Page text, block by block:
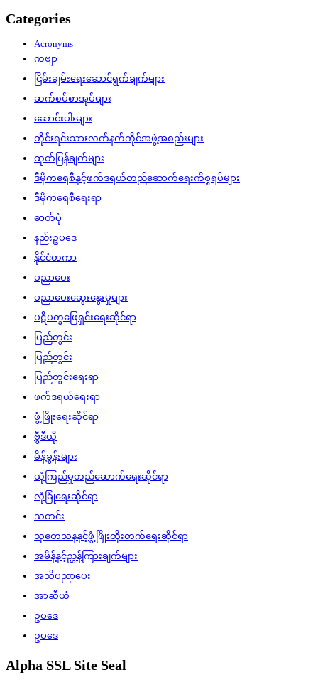
Categories
Acronyms
ကဗျာ
ငြိမ်းချမ်းရေးဆောင်ရွက်ချက်များ
ဆက်စပ်စာအုပ်များ
ဆောင်းပါးများ
တိုင်းရင်းသားလက်နက်ကိုင်အဖွဲ့အစည်းများ
ထုတ်ပြန်ချက်များ
ဒီမိုကရေစီနှင့်ဖက်ဒရယ်တည်ဆောက်‌ရေးကိစ္စရပ်များ
ဒီမိုကရေစီရေးရာ
ဓာတ်ပုံ
နည်းဥပဒေ
နိုင်ငံတကာ
ပညာပေး
ပညာပေးဆွေးနွေးမှုများ
ပဋိပက္ခဖြေရှင်းရေးဆိုင်ရာ
ပြည်တွင်း
ပြည်တွင်း
ပြည်တွင်းရေးရာ
ဖက်ဒရယ်ရေးရာ
ဖွံ့ဖြိုးရေးဆိုင်ရာ
ဗွီဒီယို
မိန့်ခွန်းများ
ယုံကြည်မှုတည်ဆောက်ရေးဆိုင်ရာ
လုံခြုံရေးဆိုင်ရာ
သတင်း
သုတေသနနှင့်ဖွံ့ဖြိုးတိုးတက်ရေးဆိုင်ရာ
အမိန့်နှင့်ညွှန်ကြားချက်များ
အသိပညာပေး
အာဆီယံ
ဥပဒေ
ဥပဒေ
Alpha SSL Site Seal